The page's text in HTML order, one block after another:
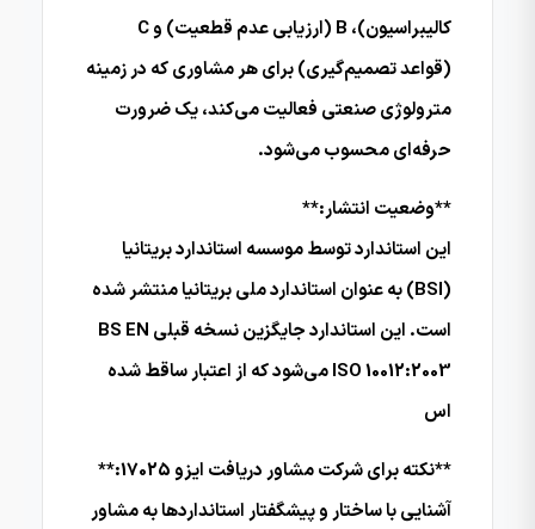
کالیبراسیون)، B (ارزیابی عدم قطعیت) و C
(قواعد تصمیم‌گیری) برای هر مشاوری که در زمینه
مترولوژی صنعتی فعالیت می‌کند، یک ضرورت
حرفه‌ای محسوب می‌شود.
**وضعیت انتشار:**
این استاندارد توسط موسسه استاندارد بریتانیا
(BSI) به عنوان استاندارد ملی بریتانیا منتشر شده
است. این استاندارد جایگزین نسخه قبلی BS EN
ISO 10012:2003 می‌شود که از اعتبار ساقط شده
اس
**نکته برای شرکت مشاور دریافت ایزو 17025:**
آشنایی با ساختار و پیشگفتار استانداردها به مشاور